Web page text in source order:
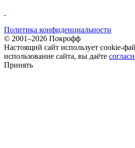
Политика конфиденциальности
© 2001–2026 Покрофф
Настоящий сайт использует cookie-
использование сайта, вы даёте
Принять